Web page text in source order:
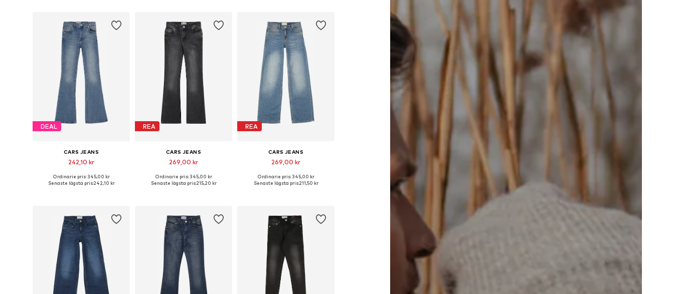
DEAL
CARS JEANS
242,10 kr
Tillgänglig i många storlekar
Ordinarie pris: 345,00 kr
Senaste lägsta pris:242,10 kr
REA
CARS JEANS
269,00 kr
Tillgänglig i många storlekar
Ordinarie pris: 345,00 kr
Senaste lägsta pris:215,20 kr
REA
CARS JEANS
269,00 kr
Tillgänglig i många storlekar
Ordinarie pris: 345,00 kr
Senaste lägsta pris:211,50 kr